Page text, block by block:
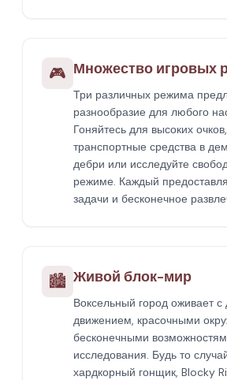
🎮 Множество игровых
Три различных режима
разнообразие для любого
Гоняйтесь для высоких
транспортные средства в
дебри или исследуйте
режиме. Каждый
задачи и бесконечное
🏙️ Живой блок-мир
Воксельный город оживает
движением, красочными
бесконечными
исследования. Будь то
хардкорный гонщик, Blocky